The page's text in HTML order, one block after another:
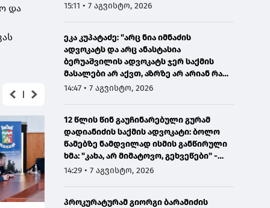
და
15:11 • 7 აგვისტო, 2026
ეკა კუპატაძე: "არც ნია იმნაძის
ადვოკატს და არც ანასტასია
ბერუაშვილის ადვოკატს ჯერ საქმის
მასალები არ აქვთ, აზრზე არ არიან რა
წერია მასალებში"
14:47 • 7 აგვისტო, 2026
12 წლის წინ გაუჩინარებული გურამ
დადიანიძის საქმის ადვოკატი: ბოლო
წამებზე ნამდვილად ისმის განწირული
ხმა: "კახა, არ მიმატოვო, გეხვეწები" -
ვიდეოს დადებას ვაპირებდით
14:29 • 7 აგვისტო, 2026
პროკურატურამ გიორგი ბარამიძის